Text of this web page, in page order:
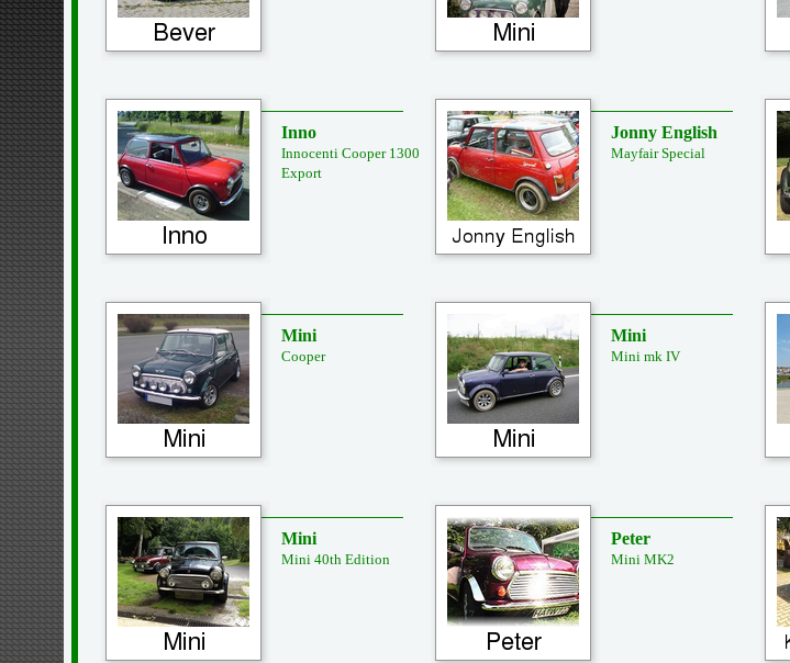
Inno
Innocenti Cooper 1300
Export
Jonny English
Mayfair Special
Mini
Cooper
Mini
Mini mk IV
Mini
Mini 40th Edition
Peter
Mini MK2